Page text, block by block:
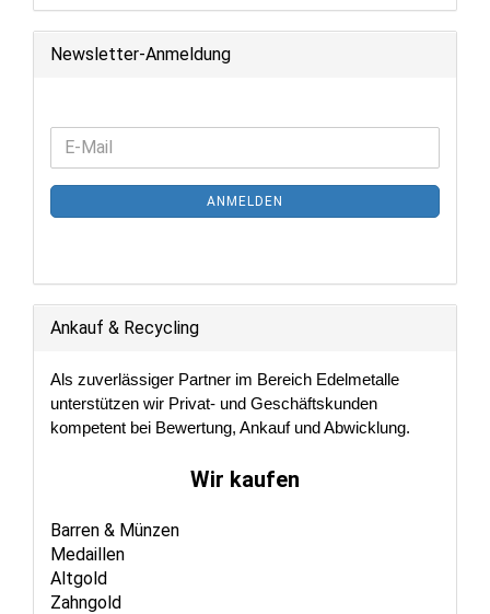
Newsletter-Anmeldung
WEITER
NEWSLETTER-
ANMELDUNG
E-
Mail
ANMELDEN
Ankauf & Recycling
Als zuverlässiger Partner im Bereich Edelmetalle
unterstützen wir Privat- und Geschäftskunden
kompetent bei Bewertung, Ankauf und Abwicklung.
Wir kaufen
Barren & Münzen
Medaillen
Altgold
Zahngold